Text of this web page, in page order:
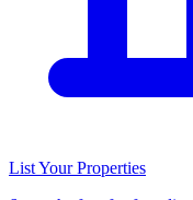
List Your Properties